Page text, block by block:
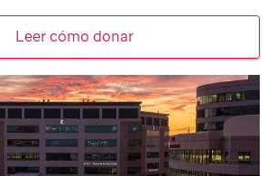
Leer cómo donar